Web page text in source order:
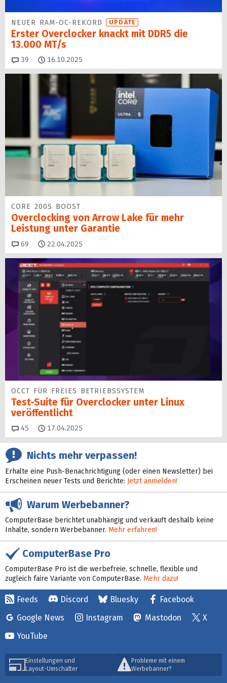
NEUER RAM-OC-REKORD UPDATE
Erster Overclocker knackt mit DDR5 die
13.000 MT/s
39 Kommentare
16.10.2025
CORE 200S BOOST
Overclocking von Arrow Lake für mehr
Leistung unter Garantie
69 Kommentare
22.04.2025
OCCT FÜR FREIES BETRIEBSSYSTEM
Test-Suite für Overclocker unter Linux
veröffentlicht
45 Kommentare
17.04.2025
Nichts mehr verpassen!
Erhalte eine Push-Benachrichtigung (oder einen Newsletter) bei
Erscheinen neuer Tests und Berichte: Jetzt anmelden!
Warum Werbebanner?
ComputerBase berichtet unabhängig und verkauft deshalb keine
Inhalte, sondern Werbebanner. Mehr erfahren!
ComputerBase Pro
ComputerBase Pro ist die werbefreie, schnelle, flexible und
zugleich faire Variante von ComputerBase. Mehr dazu!
Feeds Discord Bluesky
Facebook
Google News
Instagram Mastodon
X
YouTube
Einstellungen und
Layout-Umschalter
Probleme mit einem
Werbebanner?